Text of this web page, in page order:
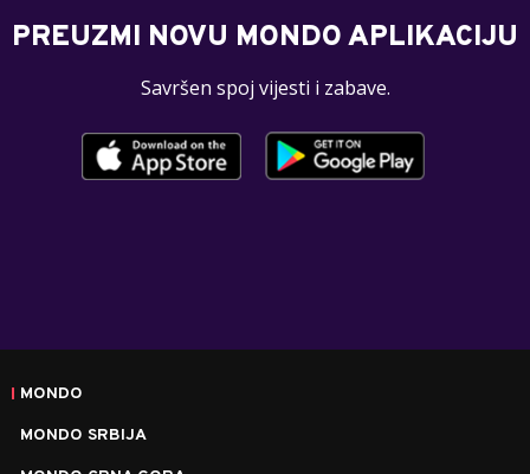
PREUZMI NOVU MONDO APLIKACIJU
Savršen spoj vijesti i zabave.
MONDO
MONDO SRBIJA